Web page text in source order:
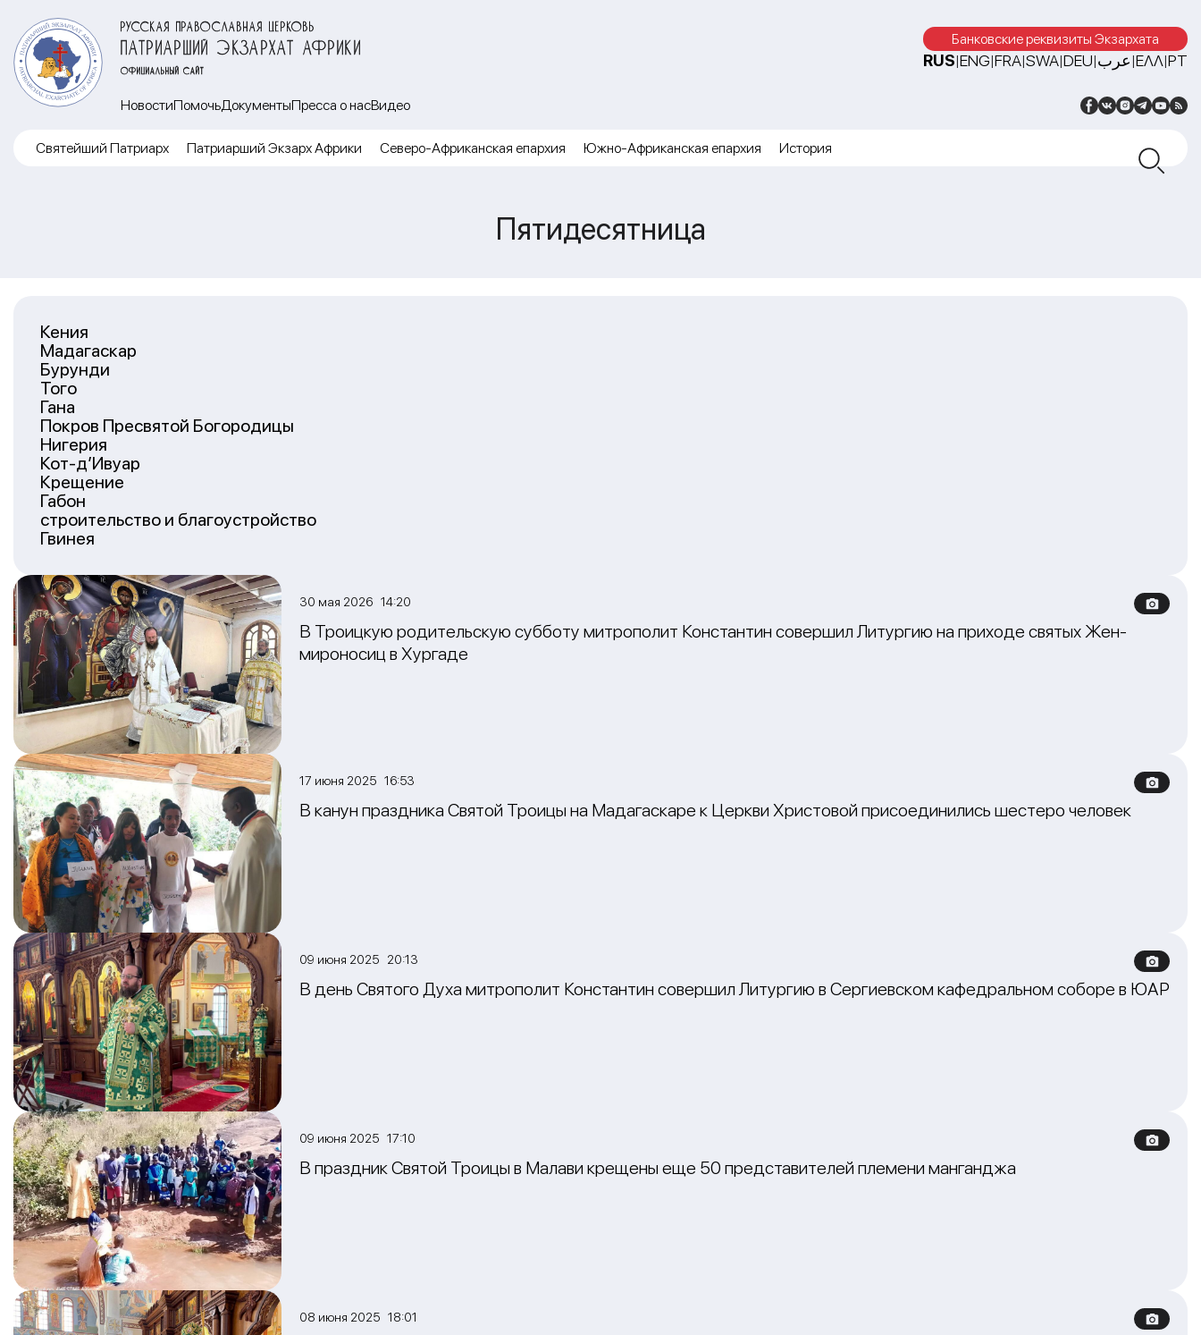
РУССКАЯ ПРАВОСЛАВНАЯ ЦЕРКОВЬ
ПАТРИАРШИЙ ЭКЗАРХАТ АФРИКИ
ОФИЦИАЛЬНЫЙ САЙТ
Банковские реквизиты Экзархата
RUS|ENG|FRA|SWA|DEU|عرب|ΕΛΛ|PT
НовостиПомочьДокументыПресса о насВидео
Cвятейший Патриарх Патриарший Экзарх Африки Северо-Африканская епархия Южно-Африканская епархия История
Пятидесятница
Кения
Мадагаскар
Бурунди
Того
Гана
Покров Пресвятой Богородицы
Нигерия
Кот-д’Ивуар
Крещение
Габон
строительство и благоустройство
Гвинея
30 мая 2026 14:20
В Троицкую родительскую субботу митрополит Константин совершил Литургию на приходе святых Жен-
мироносиц в Хургаде
17 июня 2025 16:53
В канун праздника Святой Троицы на Мадагаскаре к Церкви Христовой присоединились шестеро человек
09 июня 2025 20:13
В день Святого Духа митрополит Константин совершил Литургию в Сергиевском кафедральном соборе в ЮАР
09 июня 2025 17:10
В праздник Святой Троицы в Малави крещены еще 50 представителей племени манганджа
08 июня 2025 18:01